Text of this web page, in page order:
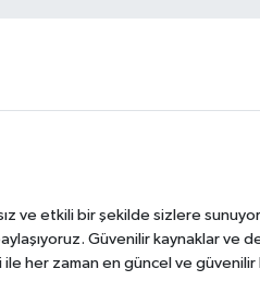
ve etkili bir şekilde sizlere
Güvenilir kaynaklar ve
her zaman en güncel ve güvenilir